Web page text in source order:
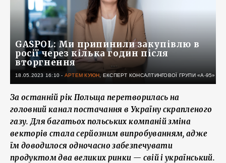
GASPOL: Ми припинили закупівлю в
росії через кілька годин після
вторгнення
18.05.2023 16:10 - АРТЕМ КУЮН , ЕКСПЕРТ КОНСАЛТИНГОВОЇ ГРУПИ «А-95»
За останній рік Польща перетворилась на
головний канал постачання в Україну скрапленого
газу. Для багатьох польських компаній зміна
векторів стала серйозним випробуванням, адже
їм доводилося одночасно забезпечувати
продуктом два великих ринки — свій і український.